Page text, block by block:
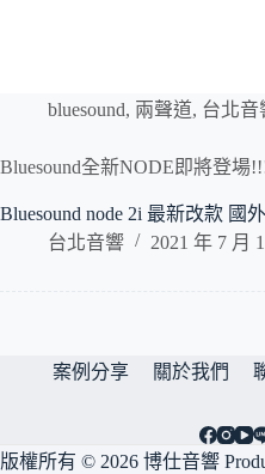
bluesound, 兩聲道, 台北音
Bluesound全新NODE即將登場
Bluesound node 2i 最新改款 國
台北音響
2021 年 7 月
案例分享 關於我們
版權所有 © 2026 博仕音響